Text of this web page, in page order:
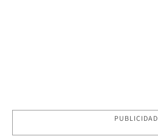
PUBLICIDAD